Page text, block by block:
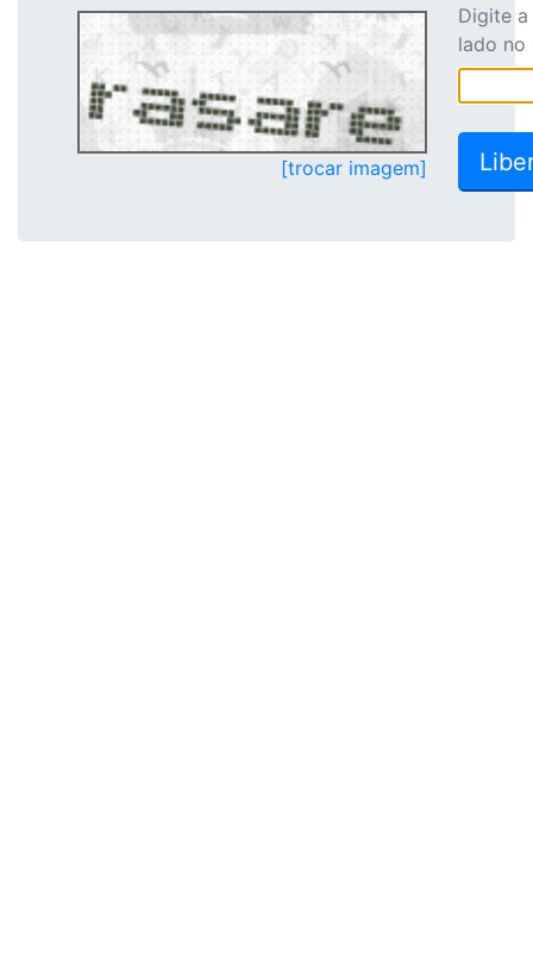
[trocar imagem]
Digite
lado no